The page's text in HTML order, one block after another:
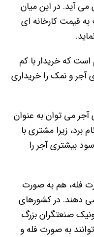
می آید. در این میان
قیمت کارخانه ای
که خریدار با کم
آجر و نمک را خریداری
می توان به عنوان
برد، زیرا مشتری با
بیشتری آجر را
فله، هم به صورت
دهند. در کشورهای
صنعتگران بزرگ
به صورت فله و